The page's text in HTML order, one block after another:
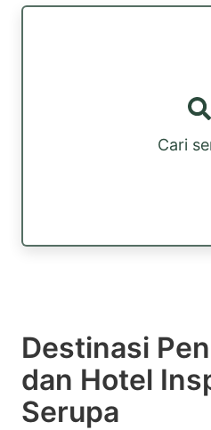
Cari
Destinasi
dan Hotel
Serupa